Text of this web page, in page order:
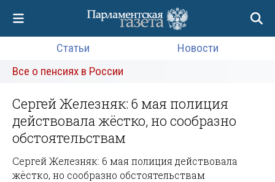
Статьи
Новости
Все о пенсиях в России
Сергей Железняк: 6 мая полиция
действовала жёстко, но сообразно
обстоятельствам
Сергей Железняк: 6 мая полиция действовала
жёстко, но сообразно обстоятельствам